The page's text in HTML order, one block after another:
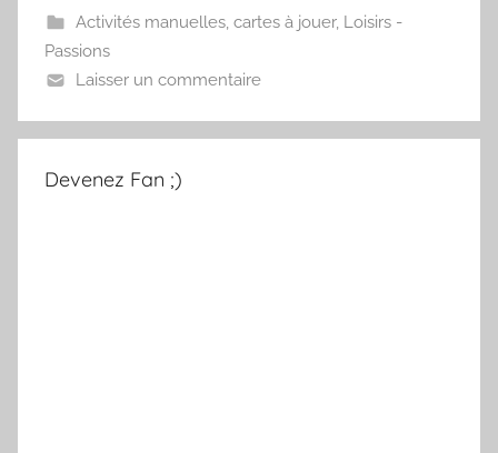
Activités manuelles, cartes à jouer, Loisirs -
Passions
Laisser un commentaire
Devenez Fan ;)